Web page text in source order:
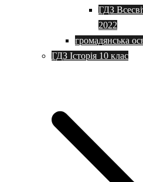
ГДЗ
2022
громадянська
ГДЗ Історія 10 клас